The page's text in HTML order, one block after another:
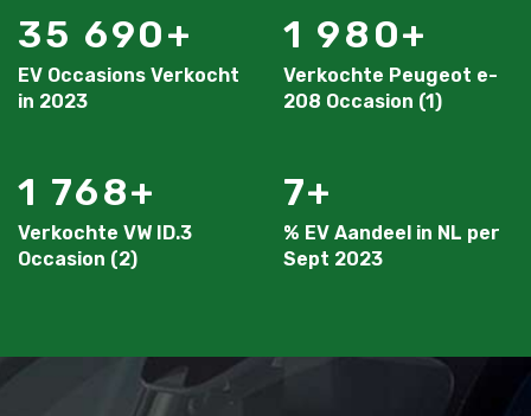
35 690
EV Occasions Verkocht
in 2023
1 980
Verkochte Peugeot e-
208 Occasion (1)
1 768
Verkochte VW ID.3
Occasion (2)
7
% EV Aandeel in NL per
Sept 2023